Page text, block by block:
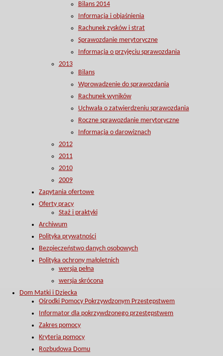
Bilans 2014
Informacja i objaśnienia
Rachunek zysków i strat
Sprawozdanie merytoryczne
Informacja o przyjęciu sprawozdania
2013
Bilans
Wprowadzenie do sprawozdania
Rachunek wyników
Uchwała o zatwierdzeniu sprawozdania
Roczne sprawozdanie merytoryczne
Informacja o darowiznach
2012
2011
2010
2009
Zapytania ofertowe
Oferty pracy
Staż i praktyki
Archiwum
Polityka prywatności
Bezpieczeństwo danych osobowych
Polityka ochrony małoletnich
wersja pełna
wersja skrócona
Dom Matki i Dziecka
Ośrodki Pomocy Pokrzywdzonym Przestępstwem
Informator dla pokrzywdzonego przestępstwem
Zakres pomocy
Kryteria pomocy
Rozbudowa Domu